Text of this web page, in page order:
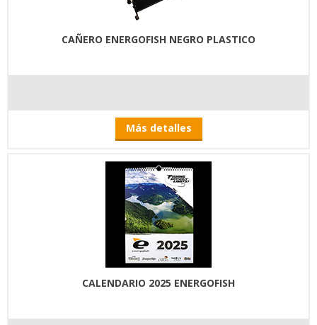
CAÑERO ENERGOFISH NEGRO PLASTICO
Más detalles
CALENDARIO 2025 ENERGOFISH